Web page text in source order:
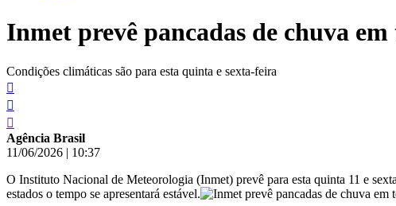
conteúdo
Inmet prevê pancadas de chuva em
Condições climáticas são para esta quinta e sexta-feira
Agência Brasil
11/06/2026 | 10:37
O Instituto Nacional de Meteorologia (Inmet) prevê para esta quinta 11 e
estados o tempo se apresentará estável.